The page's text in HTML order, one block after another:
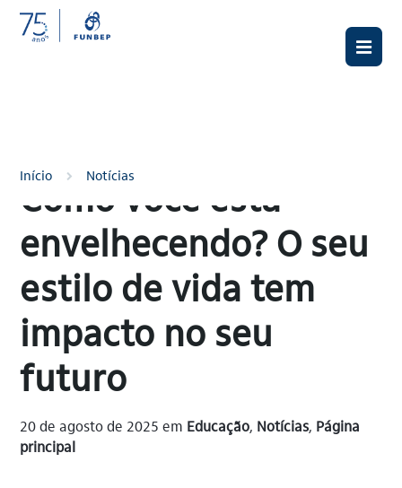
para
para
para
Início Notícias
Como você está
envelhecendo? O seu
estilo de vida tem
impacto no seu
futuro
20 de agosto de 2025em Educação, Notícias, Página
principal